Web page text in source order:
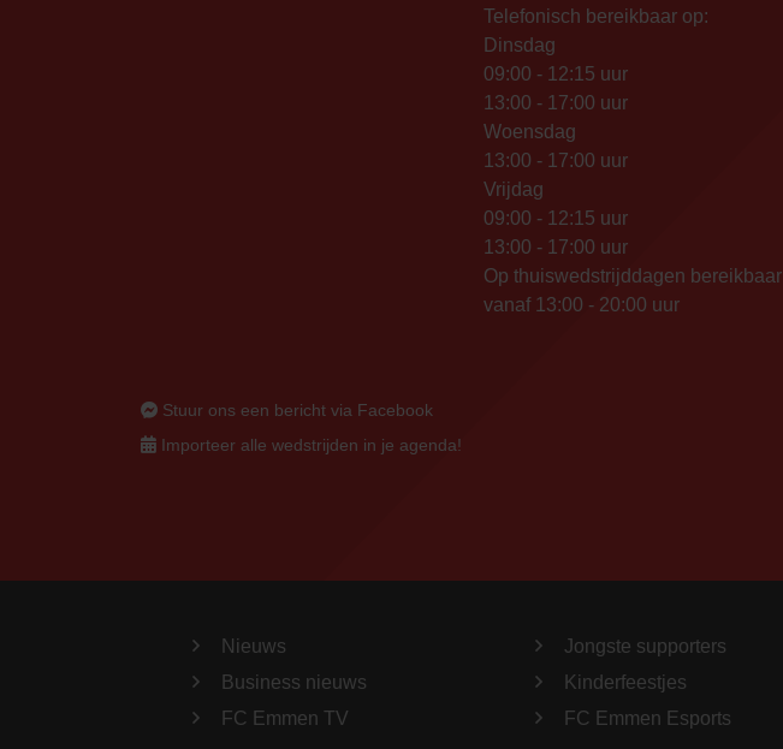
Telefonisch bereikbaar op:
Dinsdag
09:00 - 12:15 uur
13:00 - 17:00 uur
Woensdag
13:00 - 17:00 uur
Vrijdag
09:00 - 12:15 uur
13:00 - 17:00 uur
Op thuiswedstrijddagen bereikbaar
vanaf 13:00 - 20:00 uur
Stuur ons een bericht via Facebook
Importeer alle wedstrijden in je agenda!
Nieuws
Business nieuws
FC Emmen TV
Jongste supporters
Kinderfeestjes
FC Emmen Esports